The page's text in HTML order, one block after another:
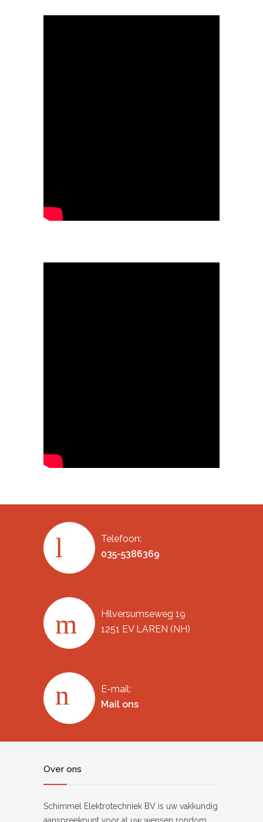
Telefoon:
035-5386369
Hilversumseweg 19
1251 EV LAREN (NH)
E-mail:
Mail ons
Over ons
Schimmel Elektrotechniek BV is uw vakkundig